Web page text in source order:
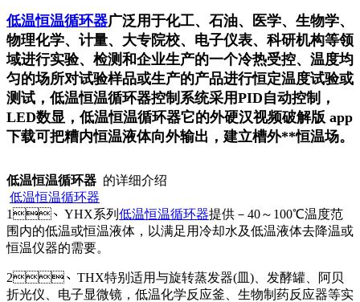
低温恒温循环器广泛用于化工、石油、医学、生物学、
物理化学、计量、大专院校、电子仪表、科研机构等领
域进行实验、检测和企业生产的一个冷热受控、温度均
匀的场所对试验样品或生产的产品进行恒定温度试验或
测试，低温恒温循环器控制系统采用PID自动控制，
LED数显，低温恒温循环器它的外硬汉视频破解版 app
下载可把糟内恒温液体向外输出，建立槽外**恒温场。
低温恒温循环器 的详细介绍
低温恒温循环器
1、YHX系列 低温恒温循环器提供－40～100℃温度范
围内的低温或恒温液体，以满足用冷却水及低温液体去降温或
恒温仪器的需要。
2、THX特别适用与旋转蒸发器(皿)、发酵罐、阿贝
折光仪、电子显微镜，低温化学反应釜、生物制药反应器等实